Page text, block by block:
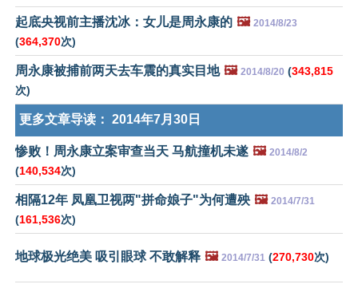
起底央视前主播沈冰：女儿是周永康的 🖼️ 2014/8/23
(364,370次)
周永康被捕前两天去车震的真实目地 🖼️ 2014/8/20 (343,815
次)
更多文章导读： 2014年7月30日
惨败！周永康立案审查当天 马航撞机未遂 🖼️ 2014/8/2
(140,534次)
相隔12年 凤凰卫视两"拼命娘子"为何遭殃 🖼️ 2014/7/31
(161,536次)
地球极光绝美 吸引眼球 不敢解释 🖼️ 2014/7/31 (270,730次)